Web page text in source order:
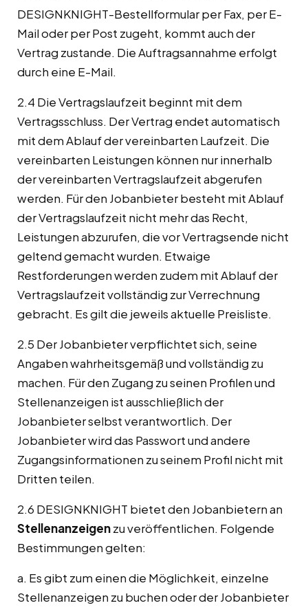
DESIGNKNIGHT-Bestellformular per Fax, per E-
Mail oder per Post zugeht, kommt auch der
Vertrag zustande. Die Auftragsannahme erfolgt
durch eine E-Mail.
2.4 Die Vertragslaufzeit beginnt mit dem
Vertragsschluss. Der Vertrag endet automatisch
mit dem Ablauf der vereinbarten Laufzeit. Die
vereinbarten Leistungen können nur innerhalb
der vereinbarten Vertragslaufzeit abgerufen
werden. Für den Jobanbieter besteht mit Ablauf
der Vertragslaufzeit nicht mehr das Recht,
Leistungen abzurufen, die vor Vertragsende nicht
geltend gemacht wurden. Etwaige
Restforderungen werden zudem mit Ablauf der
Vertragslaufzeit vollständig zur Verrechnung
gebracht. Es gilt die jeweils aktuelle Preisliste.
2.5 Der Jobanbieter verpflichtet sich, seine
Angaben wahrheitsgemäß und vollständig zu
machen. Für den Zugang zu seinen Profilen und
Stellenanzeigen ist ausschließlich der
Jobanbieter selbst verantwortlich. Der
Jobanbieter wird das Passwort und andere
Zugangsinformationen zu seinem Profil nicht mit
Dritten teilen.
2.6 DESIGNKNIGHT bietet den Jobanbietern an
Stellenanzeigenzu veröffentlichen. Folgende
Bestimmungen gelten:
a. Es gibt zum einen die Möglichkeit, einzelne
Stellenanzeigen zu buchen oder der Jobanbieter